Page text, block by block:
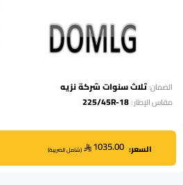
الضمان:ثلاث سنوات شركة نزيه
مقاس الإطار:
225/45R-18
السعر: 1035.00
(شامل الضريبة)